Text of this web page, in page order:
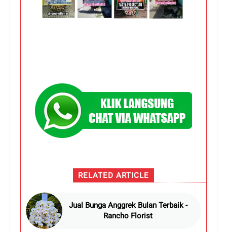
RELATED ARTICLE
Jual Bunga Anggrek Bulan Terbaik -
Rancho Florist